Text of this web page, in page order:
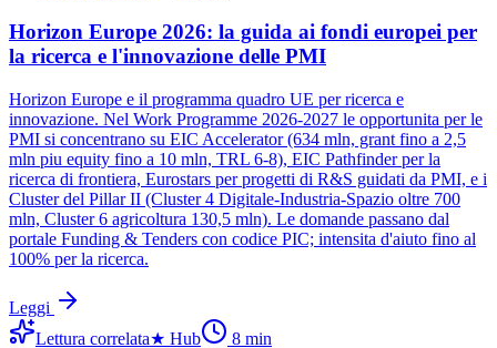
Horizon Europe 2026: la guida ai fondi europei per
la ricerca e l'innovazione delle PMI
Horizon Europe e il programma quadro UE per ricerca e
innovazione. Nel Work Programme 2026-2027 le opportunita per le
PMI si concentrano su EIC Accelerator (634 mln, grant fino a 2,5
mln piu equity fino a 10 mln, TRL 6-8), EIC Pathfinder per la
ricerca di frontiera, Eurostars per progetti di R&S guidati da PMI, e i
Cluster del Pillar II (Cluster 4 Digitale-Industria-Spazio oltre 700
mln, Cluster 6 agricoltura 130,5 mln). Le domande passano dal
portale Funding & Tenders con codice PIC; intensita d'aiuto fino al
100% per la ricerca.
Leggi
Lettura correlata★ Hub 8 min